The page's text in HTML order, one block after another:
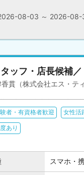
08-03 ～ 2026-08-
ッフ・店長候補／
貫（株式会社エス・ティ
者・有資格者歓迎 女性活
あり
スマホ・